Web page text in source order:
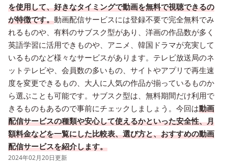
を使用して、好きなタイミングで動画を無料で視聴できるの
が特徴です。動画配信サービスには登録不要で完全無料でみ
れるものや、有料のサブスク型があり、洋画の作品数が多く
英語学習に活用できものや、アニメ、韓国ドラマが充実して
いるものなど様々なサービスがあります。テレビ放送局のネ
ットテレビや、会員数の多いもの、サイトやアプリで再生速
度を変更できるもの、大人に人気の作品が揃っているものか
ら選ぶことも可能です。サブスク型は、無料期間だけ利用で
きるものもあるので事前にチェックしましょう。今回は動画
配信サービスの種類や安心して使えるかといった安全性、月
額料金などを一覧にした比較表、選び方と、おすすめの動画
配信サービスを紹介します。
2024年02月20日更新